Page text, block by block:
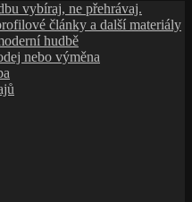
vybíraj, ne přehrávaj.
články a další materiály
hudbě
nebo výměna